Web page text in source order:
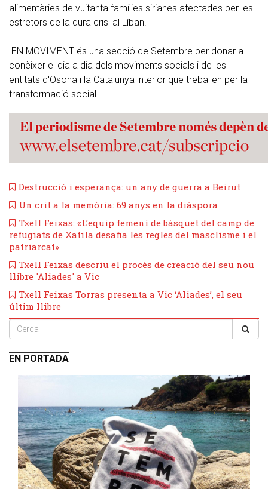
alimentàries de vuitanta famílies sirianes afectades per les
estretors de la dura crisi al Líban.
[EN MOVIMENT és una secció de Setembre per donar a
conèixer el dia a dia dels moviments socials i de les
entitats d'Osona i la Catalunya interior que treballen per la
transformació social]
​Destrucció i esperança: un any de guerra a Beirut
​Un crit a la memòria: 69 anys en la diàspora
Txell Feixas: «L’equip femení de bàsquet del camp de
refugiats de Xatila desafia les regles del masclisme i el
patriarcat»
Txell Feixas descriu el procés de creació del seu nou
llibre 'Aliades' a Vic
​Txell Feixas Torras presenta a Vic ‘Aliades’, el seu
últim llibre
EN PORTADA